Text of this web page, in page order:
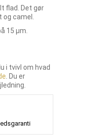
flad. Det gør
camel.
15 µm.
i tvivl om hvad
. Du er